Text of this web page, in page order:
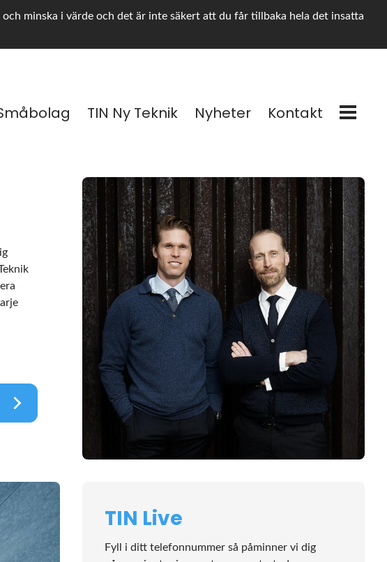
minska i värde och det är inte säkert att du får tillbaka hela det insatta
TIN Ny Teknik Nyheter Kontakt
TIN Live
Fyll i ditt telefonnummer så påminner vi dig